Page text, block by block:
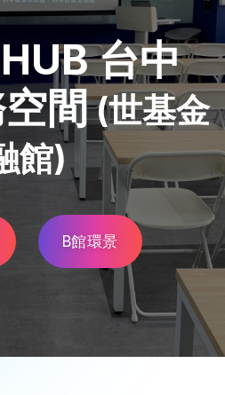
台中
間(世基金
館)
B館環景